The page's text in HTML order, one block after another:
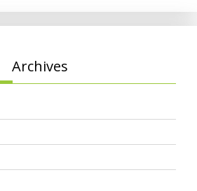
Archives